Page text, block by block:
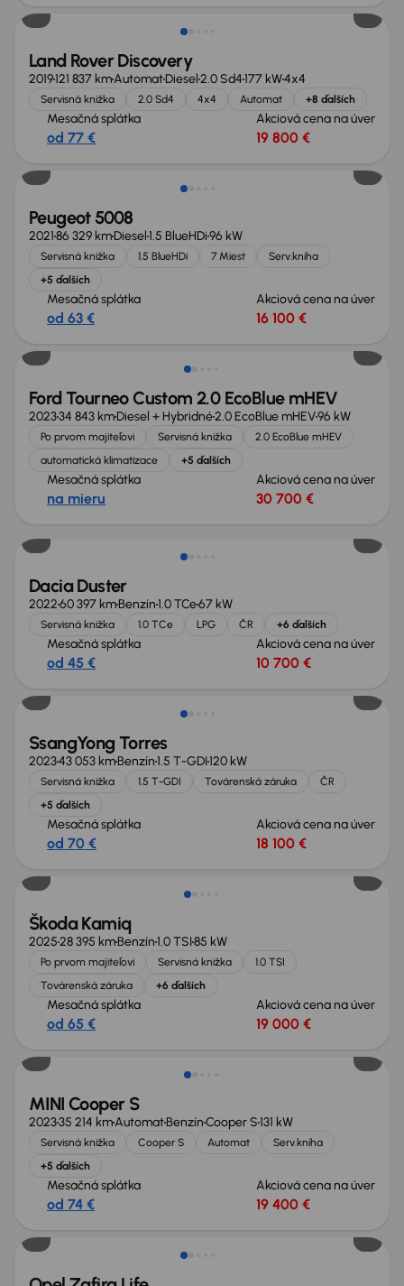
Land Rover Discovery
2019121 837 kmAutomatDiesel2.0 Sd4177 kW4x4
Servisná knižka 2.0 Sd4 4x4 Automat +8 ďalších
Mesačná splátka
od 77 €
Akciová cena na úver
19 800 €
Zlacnené o 2 600 €
Peugeot 5008
202186 329 kmDiesel1.5 BlueHDi96 kW
Servisná knižka 1.5 BlueHDi 7 Miest
Serv.kniha
+5 ďalších
Mesačná splátka
od 63 €
Akciová cena na úver
16 100 €
Zlacnené o 1 700 €
Ford Tourneo Custom 2.0 EcoBlue mHEV
202334 843 kmDiesel + Hybridné2.0 EcoBlue mHEV96 kW
Po prvom majiteľovi Servisná knižka
2.0 EcoBlue mHEV
automatická klimatizace
+5 ďalších
Mesačná splátka
na mieru
Akciová cena na úver
30 700 €
Dacia Duster
202260 397 kmBenzín1.0 TCe67 kW
Servisná knižka 1.0 TCe LPG ČR +6 ďalších
Mesačná splátka
od 45 €
Akciová cena na úver
10 700 €
Zlacnené o 2 000 €
SsangYong Torres
202343 053 kmBenzín1.5 T-GDI120 kW
Servisná knižka 1.5 T-GDI Továrenská záruka
ČR
+5 ďalších
Mesačná splátka
od 70 €
Akciová cena na úver
18 100 €
Zlacnené o 1 200 €
Škoda Kamiq
202528 395 kmBenzín1.0 TSI85 kW
Po prvom majiteľovi Servisná knižka
1.0 TSI
Továrenská záruka
+6 ďalších
Mesačná splátka
od 65 €
Akciová cena na úver
19 000 €
Zlacnené o 800 €
MINI Cooper S
202335 214 kmAutomatBenzínCooper S131 kW
Servisná knižka Cooper S Automat
Serv.kniha
+5 ďalších
Mesačná splátka
od 74 €
Akciová cena na úver
19 400 €